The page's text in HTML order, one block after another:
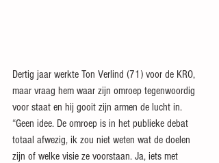
Dertig jaar werkte Ton Verlind (71) voor de KRO,
maar vraag hem waar zijn omroep tegenwoordig
voor staat en hij gooit zijn armen de lucht in.
“Geen idee. De omroep is in het publieke debat
totaal afwezig, ik zou niet weten wat de doelen
zijn of welke visie ze voorstaan. Ja, iets met